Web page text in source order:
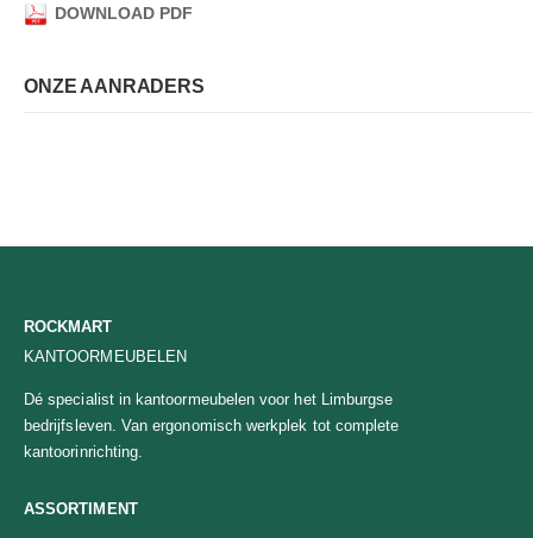
DOWNLOAD PDF
ONZE AANRADERS
ROCKMART
KANTOORMEUBELEN
Dé specialist in kantoormeubelen voor het Limburgse
bedrijfsleven. Van ergonomisch werkplek tot complete
kantoorinrichting.
ASSORTIMENT